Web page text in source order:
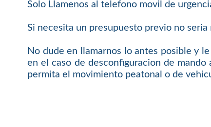
Solo Llamenos al telefono movil de
Si necesita un presupuesto previo no
No dude en llamarnos lo antes posible y
en el caso de desconfiguracion de
permita el movimiento peatonal o de